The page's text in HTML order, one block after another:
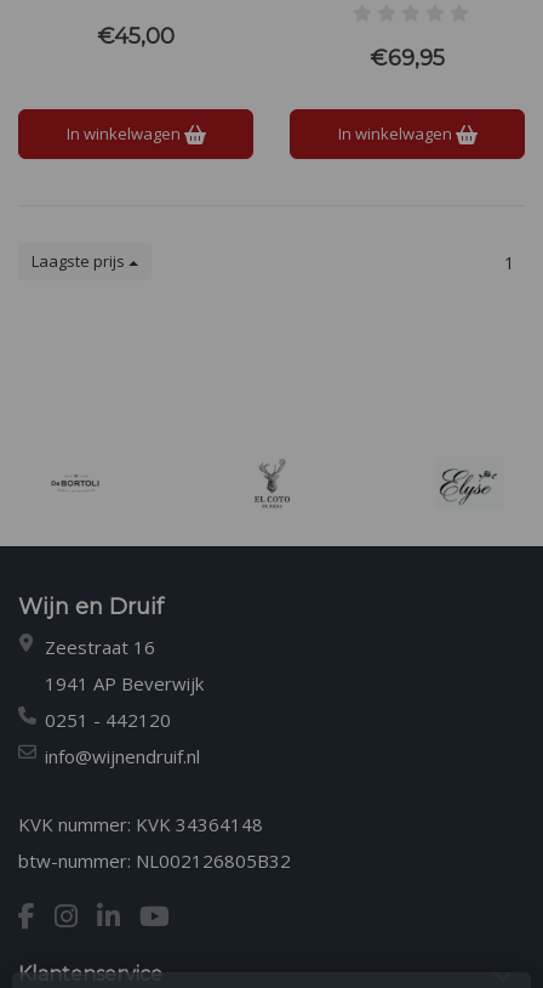
vuursteen, perzik en peer. In de
afdronk wat honing met een
€45,00
In winkelwagen
laurier in de afdronk. In de
neus zwart fruit, dropfruit duo
€69,95
In winkelwagen
Laagste prijs 1
Wijn en Druif
Zeestraat 16
1941 AP Beverwijk
0251 - 442120
info@wijnendruif.nl
KVK nummer: KVK 34364148
btw-nummer: NL002126805B32
Klantenservice